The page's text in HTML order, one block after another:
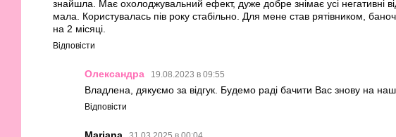
знайшла. Має охолоджувальний ефект, дуже добре знімає усі негативні
мала. Користувалась пів року стабільно. Для мене став рятівником,
на 2 місяці.
Відповісти
Олександра 19.08.2023 в 09:55
Владлена, дякуємо за відгук. Будемо раді бачити Вас знову на
Відповісти